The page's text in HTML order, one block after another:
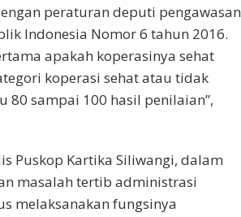
peraturan deputi pengawasan
Indonesia Nomor 6 tahun 2016.
apakah koperasinya sehat
koperasi sehat atau tidak
80 sampai 100 hasil penilaian”,
Puskop Kartika Siliwangi, dalam
masalah tertib administrasi
melaksanakan fungsinya